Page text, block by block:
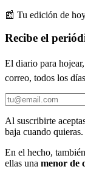
📰 Tu edición de
Recibe el
El diario para
correo, todos los
Al suscribirte
baja cuando quieras.
En el hecho,
ellas una menor de